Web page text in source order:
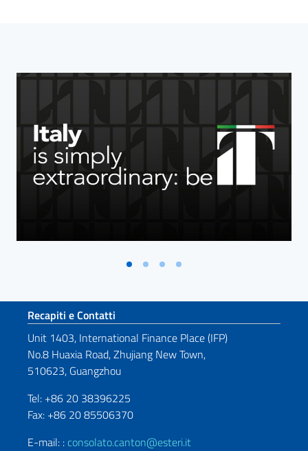
Blocco Banner
Sezione footer
Recapiti e Contatti
Unit 1403, International Finance Place (IFP)
No.8 Huaxia Road, Zhujiang New Town,
510623, Guangzhou
Tel: +86 20 38396225
Fax: +86 20 85506370
E-mail: : consolato.canton@esteri.it